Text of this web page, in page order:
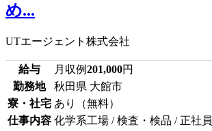
め...
UTエージェント株式会社
給与 月収例201,000円
勤務地
秋田県 大館市
寮・社宅 あり（無料）
仕事内容 化学系工場 / 検査・検品 / 正社員